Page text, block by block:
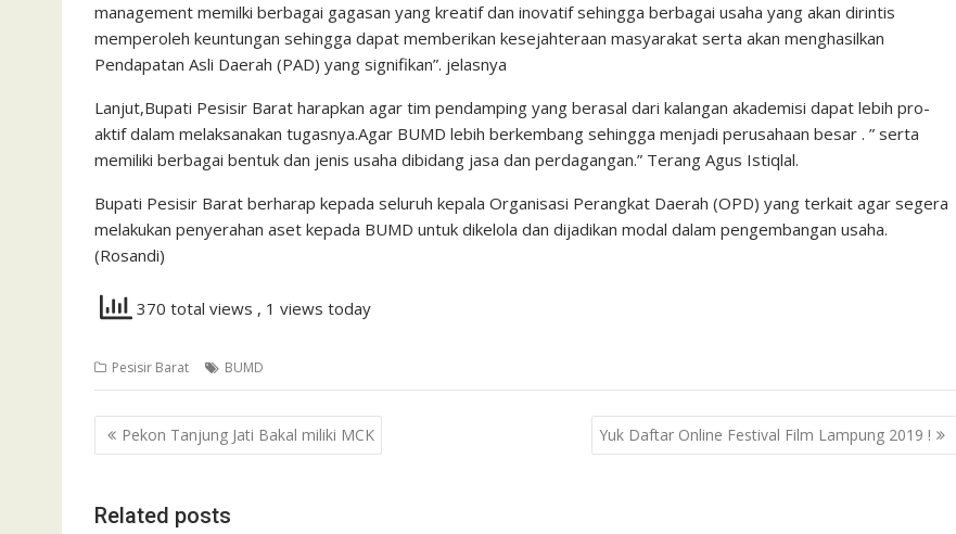
management memilki berbagai gagasan yang kreatif dan inovatif sehingga berbagai usaha yang akan dirintis
memperoleh keuntungan sehingga dapat memberikan kesejahteraan masyarakat serta akan menghasilkan
Pendapatan Asli Daerah (PAD) yang signifikan”. jelasnya
Lanjut,Bupati Pesisir Barat harapkan agar tim pendamping yang berasal dari kalangan akademisi dapat lebih pro-
aktif dalam melaksanakan tugasnya.Agar BUMD lebih berkembang sehingga menjadi perusahaan besar . ” serta
memiliki berbagai bentuk dan jenis usaha dibidang jasa dan perdagangan.” Terang Agus Istiqlal.
Bupati Pesisir Barat berharap kepada seluruh kepala Organisasi Perangkat Daerah (OPD) yang terkait agar segera
melakukan penyerahan aset kepada BUMD untuk dikelola dan dijadikan modal dalam pengembangan usaha.
(Rosandi)
370 total views , 1 views today
Pesisir Barat BUMD
Navigasi
pos
Pekon Tanjung Jati Bakal miliki MCK Yuk Daftar Online Festival Film Lampung 2019 !
Related posts